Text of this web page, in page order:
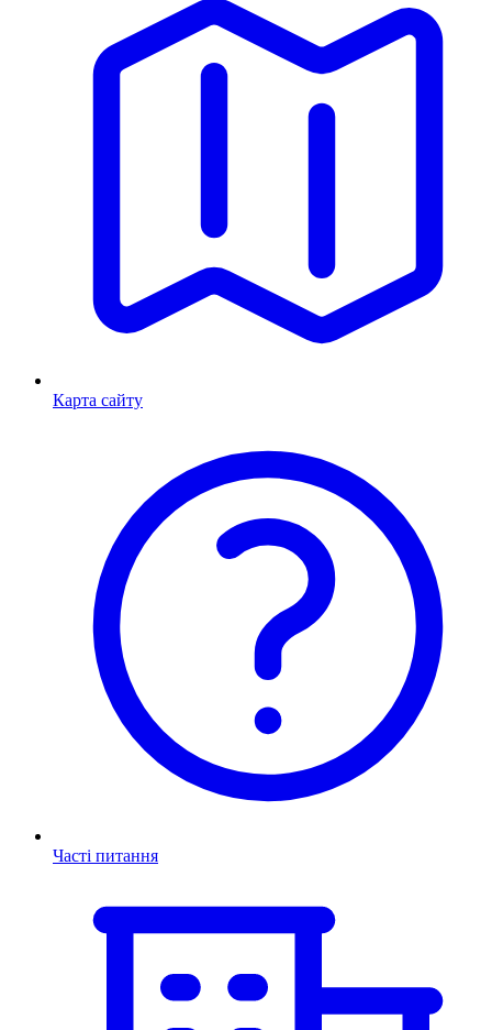
Карта сайту
Часті питання